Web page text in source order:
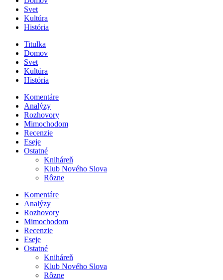
Svet
Kultúra
História
Titulka
Domov
Svet
Kultúra
História
Komentáre
Analýzy
Rozhovory
Mimochodom
Recenzie
Eseje
Ostatné
Kniháreň
Klub Nového Slova
Rôzne
Komentáre
Analýzy
Rozhovory
Mimochodom
Recenzie
Eseje
Ostatné
Kniháreň
Klub Nového Slova
Rôzne